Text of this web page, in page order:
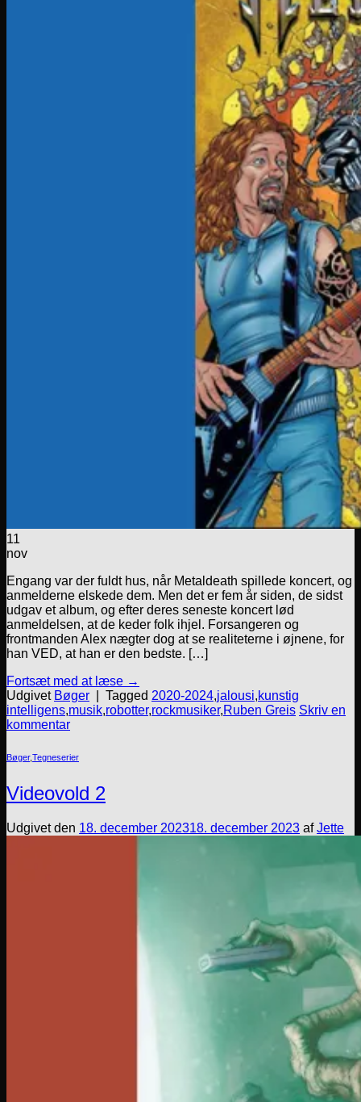
11
nov
Engang var der fuldt hus, når Metaldeath spillede koncert, og
anmelderne elskede dem. Men det er fem år siden, de sidst
udgav et album, og efter deres seneste koncert lød
anmeldelsen, at de keder folk ihjel. Forsangeren og
frontmanden Alex nægter dog at se realiteterne i øjnene, for
han VED, at han er den bedste. […]
Fortsæt med at læse →
Udgivet Bøger Tagged 2020-2024,jalousi,kunstig
intelligens,musik,robotter,rockmusiker,Ruben Greis Skriv en
kommentar
Bøger,Tegneserier
Videovold 2
Udgivet den 18. december 202318. december 2023 afJette